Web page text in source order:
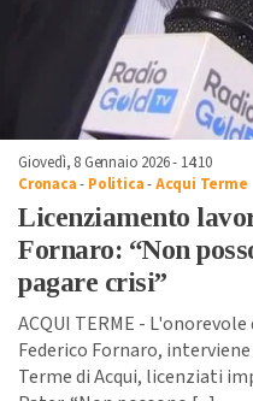
Giovedì, 8 Gennaio 2026 - 14:10
Cronaca- Politica-Acqui Terme
Licenziamento
Fornaro: “Non
pagare crisi”
ACQUI TERME -
Federico Fornaro,
Terme di Acqui, licenziati